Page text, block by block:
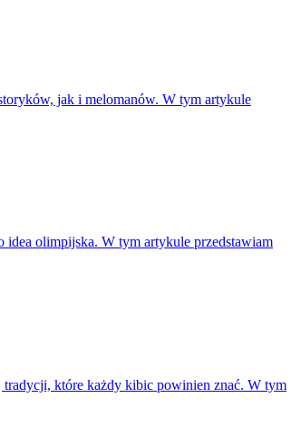
jak i melomanów. W tym artykule
idea olimpijska. W tym artykule przedstawiam
tradycji, które każdy kibic powinien znać. W tym